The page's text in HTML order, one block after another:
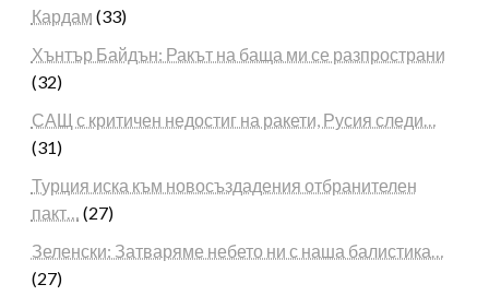
Кардам (33)
Хънтър Байдън: Ракът на баща ми се разпространи
(32)
САЩ с критичен недостиг на ракети, Русия следи…
(31)
Турция иска към новосъздадения отбранителен
пакт… (27)
Зеленски: Затваряме небето ни с наша балистика…
(27)